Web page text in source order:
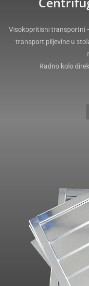
Visokopritisni transportni
transport piljevine u
Radno kolo